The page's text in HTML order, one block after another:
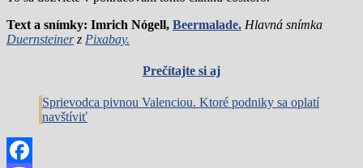
Text a snímky: Imrich Nógell, Beermalade. Hlavná snímka
Duernsteinerz Pixabay.
Prečítajte si aj
Sprievodca pivnou Valenciou. Ktoré podniky sa oplatí
navštíviť